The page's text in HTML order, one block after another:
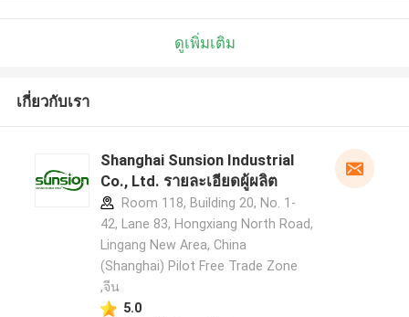
ดูเพิ่มเติม
เกี่ยวกับเรา
Shanghai Sunsion Industrial
Co., Ltd. รายละเอียดผู้ผลิต
Room 118, Building 20, No. 1-
42, Lane 83, Hongxiang North Road,
Lingang New Area, China
(Shanghai) Pilot Free Trade Zone
,จีน
5.0